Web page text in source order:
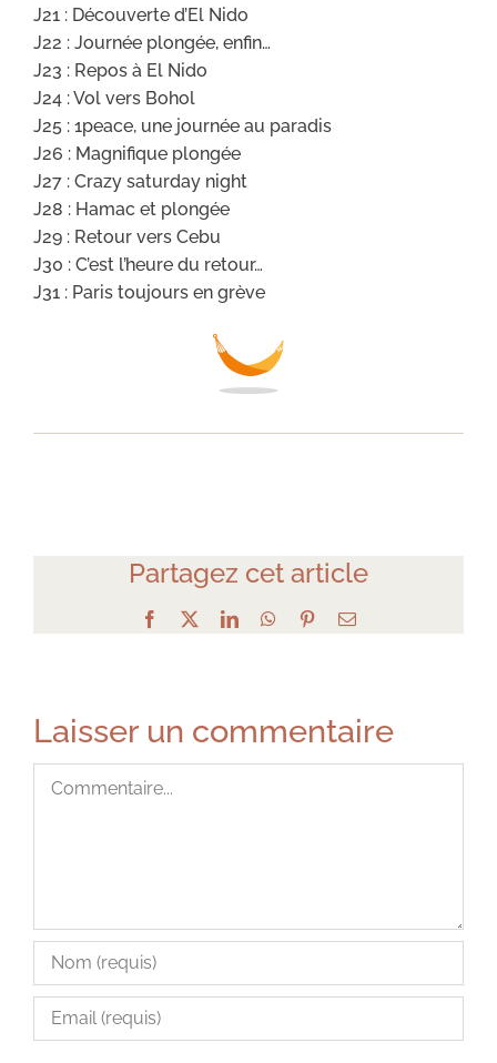
J21 : Découverte d’El Nido
J22 : Journée plongée, enfin…
J23 : Repos à El Nido
J24 : Vol vers Bohol
J25 : 1peace, une journée au paradis
J26 : Magnifique plongée
J27 : Crazy saturday night
J28 : Hamac et plongée
J29 : Retour vers Cebu
J30 : C’est l’heure du retour…
J31 : Paris toujours en grève
Partagez cet article
Facebook LinkedInWhatsApp
PinterestEmail
Laisser un commentaire